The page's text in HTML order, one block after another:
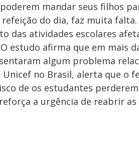
mandar seus filhos
do dia, faz muita falta.
das atividades escolares
estudo afirma que em mais
algum problema
no Brasil, alerta que o
de os estudantes
a urgência de reabrir as